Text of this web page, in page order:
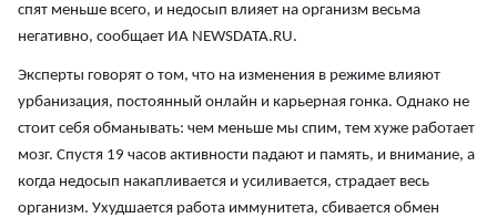
спят меньше всего, и недосып влияет на организм весьма
негативно, сообщает ИА NEWSDATA.RU.
Эксперты говорят о том, что на изменения в режиме влияют
урбанизация, постоянный онлайн и карьерная гонка. Однако не
стоит себя обманывать: чем меньше мы спим, тем хуже работает
мозг. Спустя 19 часов активности падают и память, и внимание, а
когда недосып накапливается и усиливается, страдает весь
организм. Ухудшается работа иммунитета, сбивается обмен